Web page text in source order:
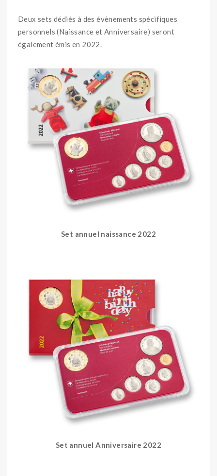
Deux sets dédiés à des évènements spécifiques
personnels (Naissance et Anniversaire) seront
également émis en 2022.
Set annuel naissance 2022
Set annuel Anniversaire 2022